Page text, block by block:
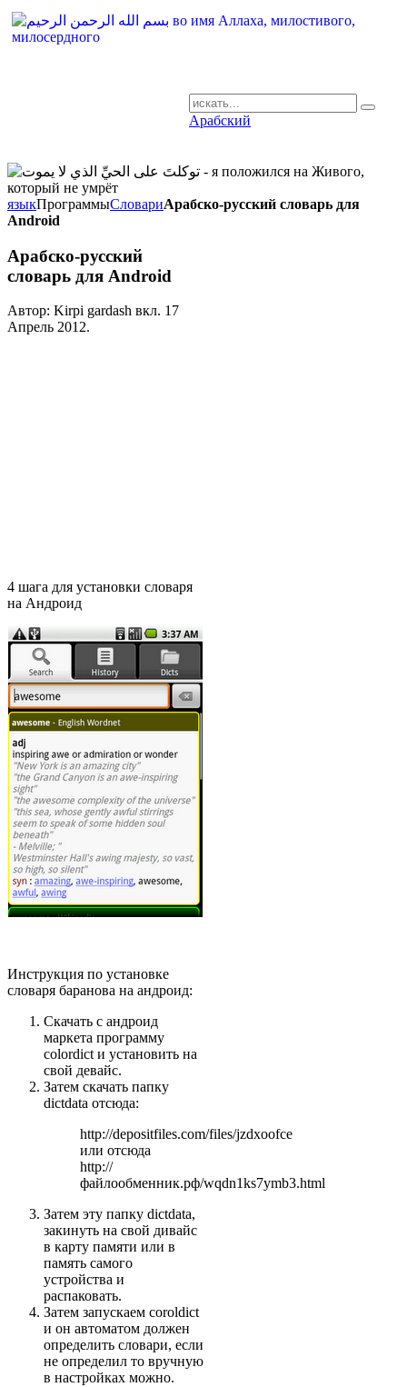
Арабский
языкПрограммыСловариАрабско-русский словарь для
Android
Арабско-русский
словарь для Android
Автор: Kirpi gardash вкл. 17
Апрель 2012.
4 шага для установки словаря
на Андроид
Инструкция по установке
словаря баранова на андроид:
Скачать с андроид
маркета программу
colordict и установить на
свой девайс.
Затем скачать папку
dictdata отсюда:
http://depositfiles.com/files/jzdxoofce
или отсюда
http://
файлообменник.рф/wqdn1ks7ymb3.html
Затем эту папку dictdata,
закинуть на свой дивайс
в карту памяти или в
память самого
устройства и
распаковать.
Затем запускаем coroldict
и он автоматом должен
определить словари, если
не определил то вручную
в настройках можно.